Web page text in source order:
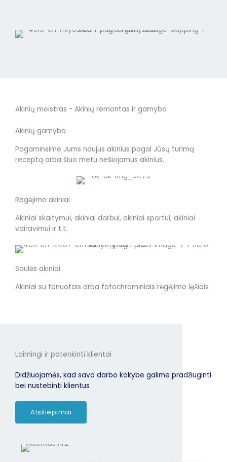
Akinių meistras - Akinių remontas ir gamyba
Akinių gamyba
Pagaminsime Jums naujus akinius pagal Jūsų turimą
receptą arba šiuo metu nešiojamus akinius.
Regėjimo akiniai
Akiniai skaitymui, akiniai darbui, akiniai sportui, akiniai
vairavimui ir t.t.
Saulės akiniai
Akiniai su tonuotais arba fotochrominiais rėgėjimo lęšiais
Laimingi ir patenkinti klientai
Didžiuojamės, kad savo darbo kokybe galime pradžiuginti
bei nustebinti klientus
Atsiliepimai